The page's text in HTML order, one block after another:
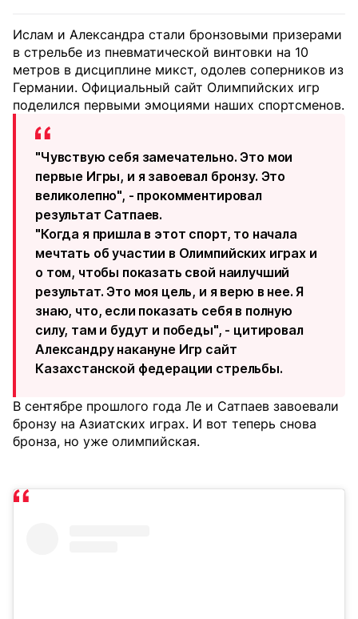
Ислам и Александра стали бронзовыми призерами
в стрельбе из пневматической винтовки на 10
метров в дисциплине микст, одолев соперников из
Германии. Официальный сайт Олимпийских игр
поделился первыми эмоциями наших спортсменов.
"Чувствую себя замечательно. Это мои
первые Игры, и я завоевал бронзу. Это
великолепно", - прокомментировал
результат Сатпаев.
"Когда я пришла в этот спорт, то начала
мечтать об участии в Олимпийских играх и
о том, чтобы показать свой наилучший
результат. Это моя цель, и я верю в нее. Я
знаю, что, если показать себя в полную
силу, там и будут и победы", - цитировал
Александру накануне Игр сайт
Казахстанской федерации стрельбы.
В сентябре прошлого года Ле и Сатпаев завоевали
бронзу на Азиатских играх. И вот теперь снова
бронза, но уже олимпийская.